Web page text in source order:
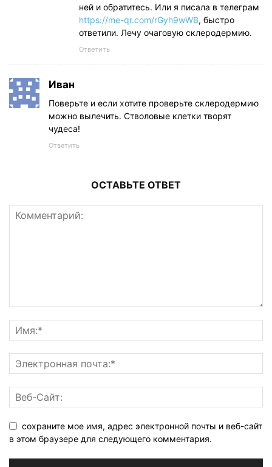
ней и обратитесь. Или я писала в телеграм
https://me-qr.com/rGyh9wWB, быстро
ответили. Лечу очаговую склеродермию.
Ответить
Иван
Поверьте и если хотите проверьте склеродермию
можно вылечить. Стволовые клетки творят
чудеса!
Ответить
ОСТАВЬТЕ ОТВЕТ
сохраните мое имя, адрес электронной почты и веб-сайт
в этом браузере для следующего комментария.